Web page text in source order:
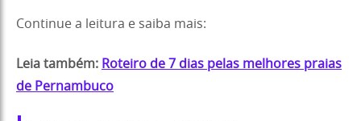
Continue a leitura e saiba mais:
Leia também: Roteiro de 7 dias pelas melhores praias
de Pernambuco